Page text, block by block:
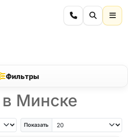
Фильтры
Минске
Показать